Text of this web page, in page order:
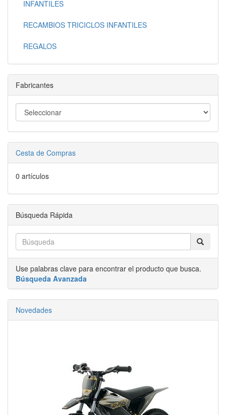
INFANTILES
RECAMBIOS TRICICLOS INFANTILES
REGALOS
Fabricantes
Cesta de Compras
0 artículos
Búsqueda Rápida
Use palabras clave para encontrar el producto que busca.
Búsqueda Avanzada
Novedades